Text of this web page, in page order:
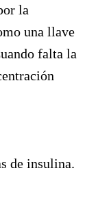
la
una llave
falta la
de insulina.